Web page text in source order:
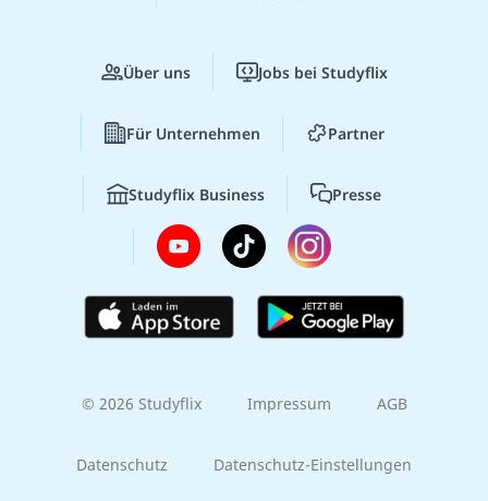
Über uns Jobs bei Studyflix
Für Unternehmen Partner
Studyflix Business Presse
© 2026 Studyflix Impressum AGB
Datenschutz Datenschutz-Einstellungen